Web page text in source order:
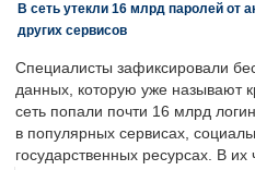
В сеть утекли 16 млрд паролей от
других сервисов
Специалисты зафиксировали
данных, которую уже называют
сеть попали почти 16 млрд
в популярных сервисах,
государственных ресурсах. В